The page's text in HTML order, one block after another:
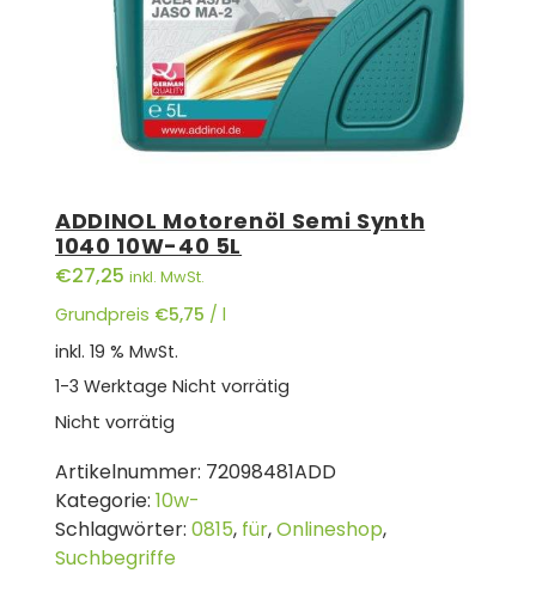
ADDINOL Motorenöl Semi Synth
1040 10W-40 5L
€27,25 inkl. MwSt.
Grundpreis €5,75 / l
inkl. 19 % MwSt.
1-3 Werktage Nicht vorrätig
Nicht vorrätig
Artikelnummer: 72098481ADD
Kategorie: 10w-
Schlagwörter: 0815, für,Onlineshop,
Suchbegriffe